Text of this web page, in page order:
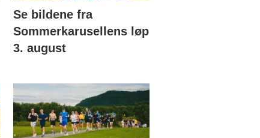
Se bildene fra
Sommerkarusellens løp
3. august